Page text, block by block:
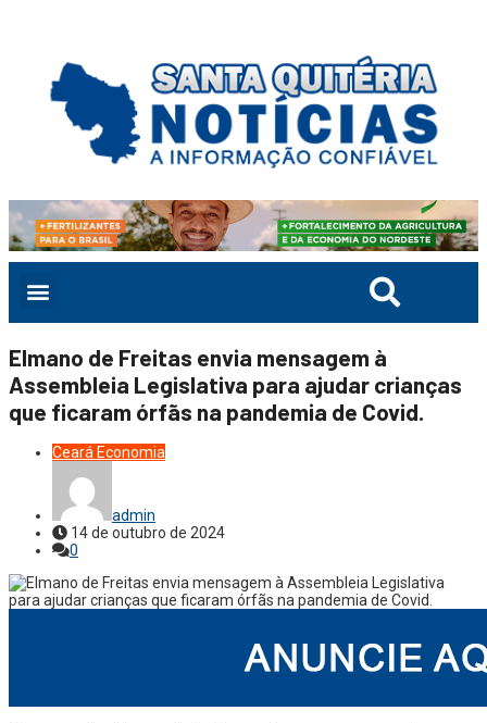
Elmano de Freitas envia mensagem à
Assembleia Legislativa para ajudar crianças
que ficaram órfãs na pandemia de Covid.
Ceará Economia
admin
14 de outubro de 2024
0